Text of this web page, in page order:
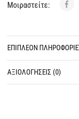
Μοιραστείτε:
ΕΠΙΠΛΈΟΝ
ΑΞΙΟΛΟΓΉΣΕΙΣ (0)